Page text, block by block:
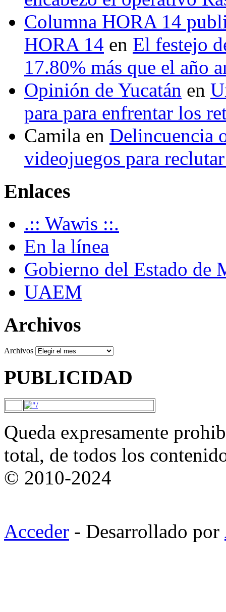
Columna HORA 14
HORA 14 en El festejo
17.80% más que el año
Opinión de Yucatán en
para para enfrentar los
Camila en Delincuencia
videojuegos para
Enlaces
.:: Wawis ::.
En la línea
Gobierno del Estado de
UAEM
Archivos
Archivos
PUBLICIDAD
Queda expresamente
total, de todos los
© 2010-2024
Acceder - Desarrollado por